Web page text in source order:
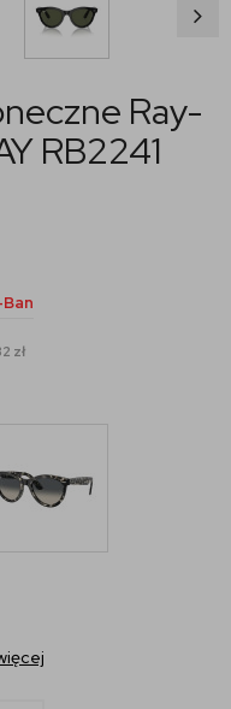
Ray-
RB2241
zł